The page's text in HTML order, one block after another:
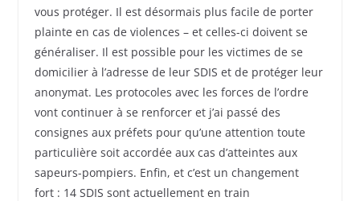
vous protéger. Il est désormais plus facile de porter
plainte en cas de violences – et celles-ci doivent se
généraliser. Il est possible pour les victimes de se
domicilier à l’adresse de leur SDIS et de protéger leur
anonymat. Les protocoles avec les forces de l’ordre
vont continuer à se renforcer et j’ai passé des
consignes aux préfets pour qu’une attention toute
particulière soit accordée aux cas d’atteintes aux
sapeurs-pompiers. Enfin, et c’est un changement
fort : 14 SDIS sont actuellement en train